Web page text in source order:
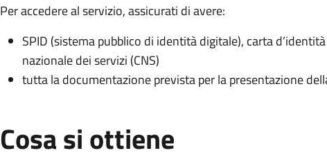
Per accedere al servizio, assicurati di avere:
SPID (sistema pubblico di identità digitale), carta
nazionale dei servizi (CNS)
tutta la documentazione prevista per la presentazione
Cosa si ottiene